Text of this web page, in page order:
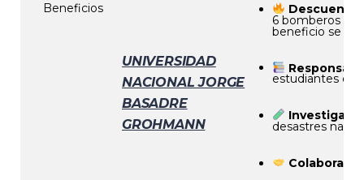
Beneficios
UNIVERSIDAD
NACIONAL JORGE
BASADRE
GROHMANN
Descuento
6 bomberos del
beneficio se
estudiantes de
desastres